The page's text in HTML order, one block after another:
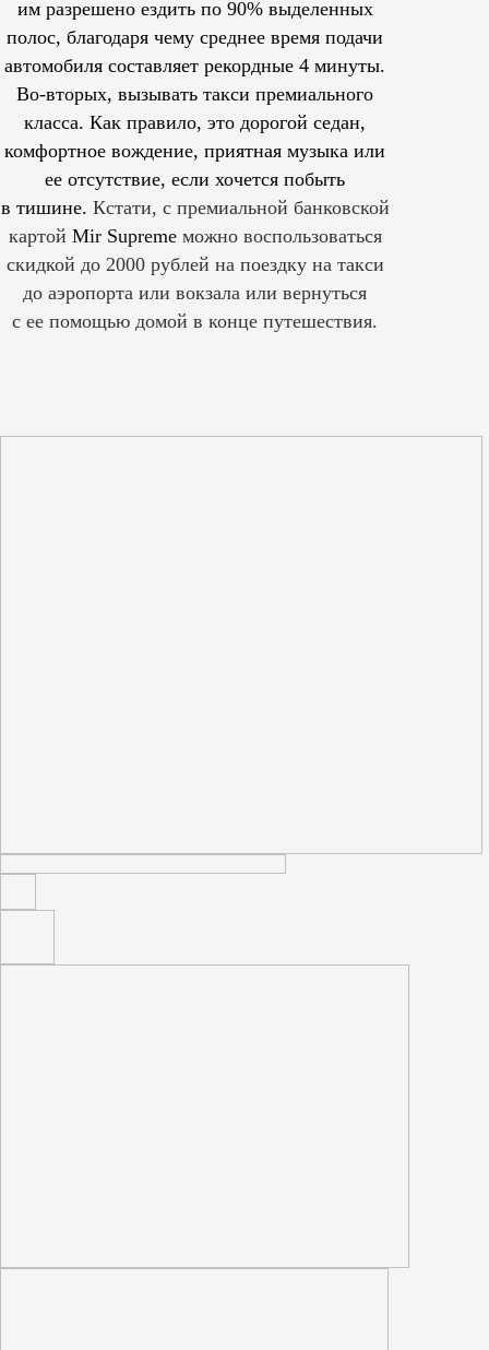
им разрешеноездить по 90% выделенных
полос, благодаря чему среднее время подачи
автомобиля составляет рекордные 4 минуты.
Во-вторых, вызывать такси премиального
класса. Как правило, это дорогой седан,
комфортное вождение, приятная музыка или
ее отсутствие, если хочется побыть
в тишине. Кстати, с премиальной банковской
картой Mir Supreme можно воспользоваться
скидкой до 2000 рублей на поездку на такси
до аэропорта или вокзала или вернуться
с ее помощью домой в конце путешествия.